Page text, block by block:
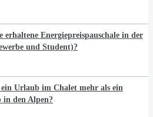
erhaltene Energiepreispauschale in der
und Student)?
Urlaub im Chalet mehr als ein
in den Alpen?